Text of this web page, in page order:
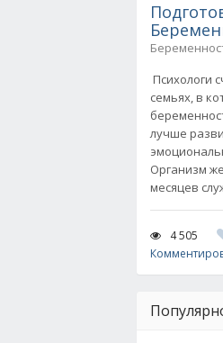
Психологи
семьях, в
лучше
Организм
месяцев
4 505